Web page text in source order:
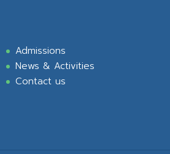
Admissions
News & Activities
Contact us